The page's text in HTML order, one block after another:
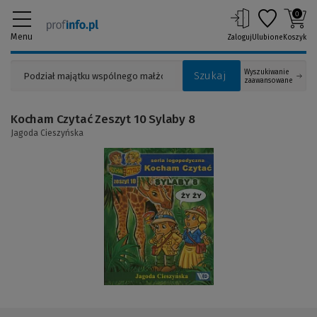
Menu
Szukaj
Wyszukiwanie
zaawansowane
ZalogujUlubione
0
Koszyk
(Link
innej
strony)
Kocham Czytać Zeszyt 10 Sylaby 8
Jagoda Cieszyńska